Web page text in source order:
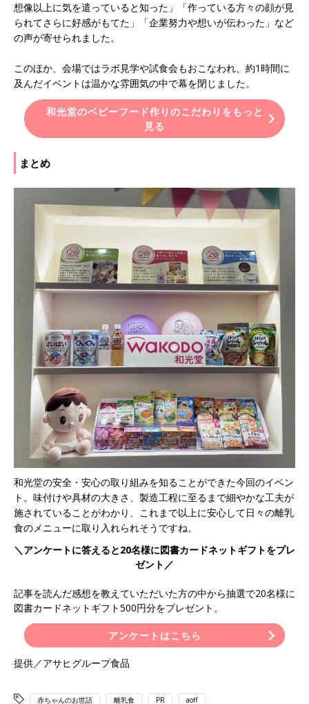
想像以上に気を遣っていると知った」「作っている方々の顔が見
られてさらに好感がもてた」「企業努力や想いが伝わった」など
の声が寄せられました。
このほか、会場ではラボ見学や試食会もおこなわれ、約1時間に
及んだイベントは温かな雰囲気の中で幕を閉じました。
和光堂のベビーフード作りのこだわりをもっと
見る
まとめ
和光堂の安全・安心の取り組みを知ることができた今回のイベン
ト。味付けや具材の大きさ、製造工程に至るまで細やかな工夫が
施されていることがわかり、これまで以上に安心して日々の離乳
食のメニューに取り入れられそうですね。
＼アンケートに答えると20名様に図書カードネットギフトをプレ
ゼント／
記事を読んだ感想を教えていただいた方の中から抽選で20名様に
図書カードネットギフト500円分をプレゼント。
アンケートはこちら
提供／アサヒグループ食品
赤ちゃんのお世話 離乳食 PR aoff